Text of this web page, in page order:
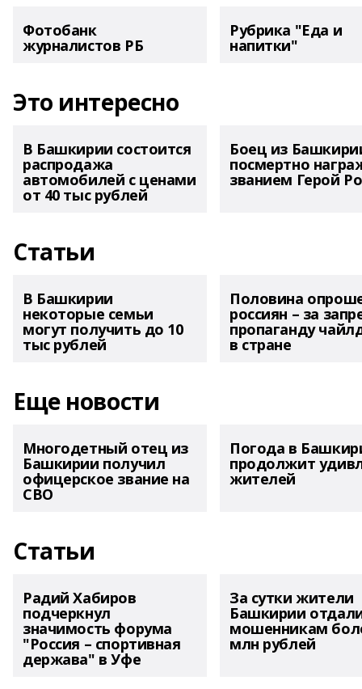
Фотобанк
журналистов РБ
Рубрика "Еда и
напитки"
Это интересно
В Башкирии состоится
распродажа
автомобилей с ценами
от 40 тыс рублей
Боец из
посмертно
званием Герой
Статьи
В Башкирии
некоторые семьи
могут получить до 10
тыс рублей
Половина
россиян – за
пропаганду
в стране
Еще новости
Многодетный отец из
Башкирии получил
офицерское звание на
СВО
Погода в
продолжит
жителей
Статьи
Радий Хабиров
подчеркнул
значимость форума
"Россия – спортивная
держава" в Уфе
За сутки жители
Башкирии
мошенникам
млн рублей